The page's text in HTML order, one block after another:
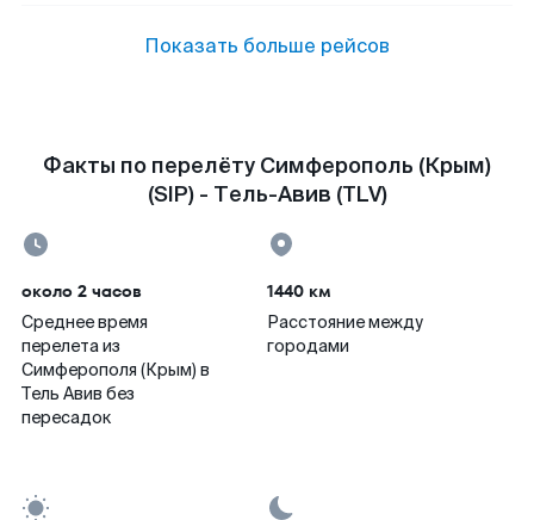
Показать больше рейсов
Факты по перелёту Симферополь (Крым)
(SIP) - Тель-Авив (TLV)
около 2 часов
Среднее время
перелета из
Симферополя (Крым) в
Тель Авив без
пересадок
1440 км
Расстояние между
городами